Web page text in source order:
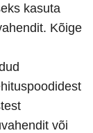
kasuta
Kõige
või